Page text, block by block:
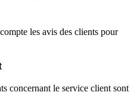
les avis des clients pour
concernant le service client sont